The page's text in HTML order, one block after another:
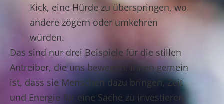
Kick, eine Hürde zu überspringen, wo
andere zögern oder umkehren
würden.
Das sind nur drei Beispiele für die stillen
Antreiber, die uns bewegen. Ihnen gemein
ist, dass sie Menschen dazu bringen, Zeit
und Energie für eine Sache zu investieren.